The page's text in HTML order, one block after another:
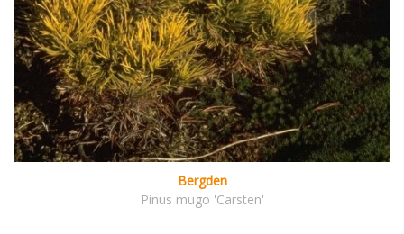
Bergden
Pinus mugo 'Carsten'